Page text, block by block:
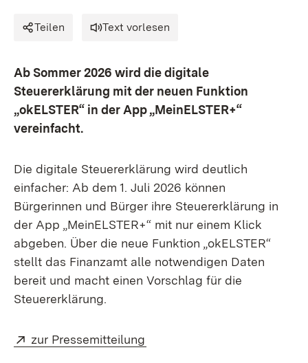
Teilen Text vorlesen
Ab Sommer 2026 wird die digitale
Steuererklärung mit der neuen Funktion
„okELSTER“ in der App „MeinELSTER+“
vereinfacht.
Die digitale Steuererklärung wird deutlich
einfacher: Ab dem 1. Juli 2026 können
Bürgerinnen und Bürger ihre Steuererklärung in
der App „MeinELSTER+“ mit nur einem Klick
abgeben. Über die neue Funktion „okELSTER“
stellt das Finanzamt alle notwendigen Daten
bereit und macht einen Vorschlag für die
Steuererklärung.
Extern:
zur Pressemitteilung